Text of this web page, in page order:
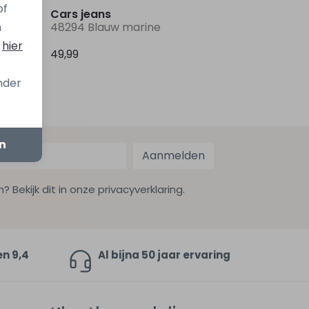
Cars jeans
48294 Blauw marine
49,99
Aanmelden
Bekijk dit in onze privacyverklaring.
9,4 Al bijna 50 jaar ervaring
hier